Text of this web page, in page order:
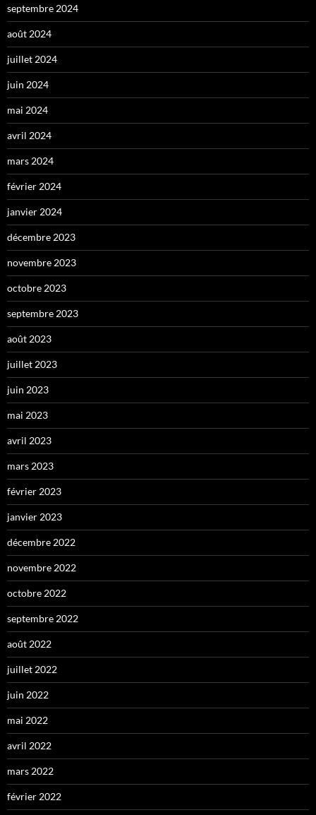
septembre 2024
août 2024
juillet 2024
juin 2024
mai 2024
avril 2024
mars 2024
février 2024
janvier 2024
décembre 2023
novembre 2023
octobre 2023
septembre 2023
août 2023
juillet 2023
juin 2023
mai 2023
avril 2023
mars 2023
février 2023
janvier 2023
décembre 2022
novembre 2022
octobre 2022
septembre 2022
août 2022
juillet 2022
juin 2022
mai 2022
avril 2022
mars 2022
février 2022